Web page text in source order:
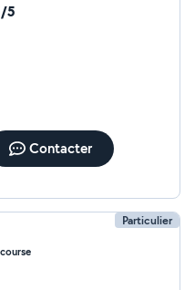
discrète et assidue
si je vous réponds
de réponses .
5
Contacter
Particulier